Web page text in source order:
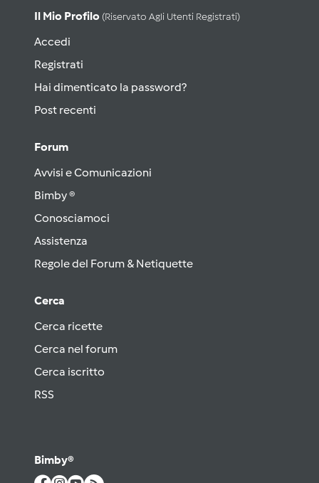
Il Mio Profilo (riservato Agli Utenti Registrati)
Accedi
Registrati
Hai dimenticato la password?
Post recenti
Forum
Avvisi e Comunicazioni
Bimby ®
Conosciamoci
Assistenza
Regole del Forum & Netiquette
Cerca
Cerca ricette
Cerca nel forum
Cerca iscritto
RSS
Bimby®